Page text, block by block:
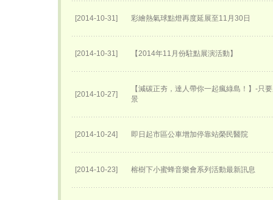
[2014-10-31] 彩繪熱氣球點燈再度延展至11月30日
[2014-10-31] 【2014年11月份駐點展演活動】
[2014-10-27]
【減碳正夯，達人帶你一起瘋綠島！】-只
景
[2014-10-24] 即日起市區公車增加停靠站榮民醫院
[2014-10-23] 榕樹下小蜜蜂音樂會系列活動最新訊息